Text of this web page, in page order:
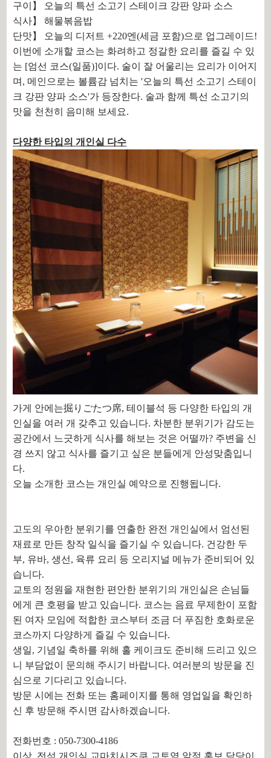
구이】 오늘의 특선 소고기 스테이크 강판 양파 소스
식사】 해물볶음밥
단맛】 오늘의 디저트 +220엔(세금 포함)으로 업그레이드!
이번에 소개할 코스는 화려하고 정갈한 요리를 즐길 수 있
는 [엄선 코스(일품)]이다. 술이 잘 어울리는 요리가 이어지
며, 메인으로는 볼륨감 넘치는 '오늘의 특선 소고기 스테이
크 강판 양파 소스'가 등장한다. 술과 함께 특선 소고기의
맛을 천천히 음미해 보세요.
다양한 타입의 개인실 다수
가게 안에는掘りごたつ席, 테이블석 등 다양한 타입의 개
인실을 여러 개 갖추고 있습니다. 차분한 분위기가 감도는
공간에서 느긋하게 식사를 해보는 것은 어떨까? 주변을 신
경 쓰지 않고 식사를 즐기고 싶은 분들에게 안성맞춤입니
다.
오늘 소개한 코스는 개인실 예약으로 진행됩니다.
고도의 우아한 분위기를 연출한 완전 개인실에서 엄선된
재료로 만든 창작 일식을 즐기실 수 있습니다. 건강한 두
부, 유바, 생선, 육류 요리 등 오리지널 메뉴가 준비되어 있
습니다.
교토의 정원을 재현한 편안한 분위기의 개인실은 손님들
에게 큰 호평을 받고 있습니다. 코스는 음료 무제한이 포함
된 여자 모임에 적합한 코스부터 조금 더 푸짐한 호화로운
코스까지 다양하게 즐길 수 있습니다.
생일, 기념일 축하를 위해 홀 케이크도 준비해 드리고 있으
니 부담없이 문의해 주시기 바랍니다. 여러분의 방문을 진
심으로 기다리고 있습니다.
방문 시에는 전화 또는 홈페이지를 통해 영업일을 확인하
신 후 방문해 주시면 감사하겠습니다.
전화번호 : 050-7300-4186
이상, 전석 개인실 교마치시즈쿠 교토역 앞점 홍보 담당이